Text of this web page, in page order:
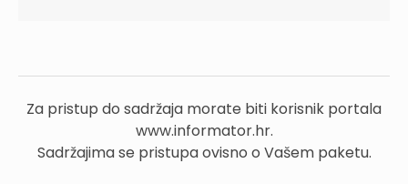
Za pristup do sadržaja morate biti korisnik portala
www.informator.hr.
Sadržajima se pristupa ovisno o Vašem paketu.